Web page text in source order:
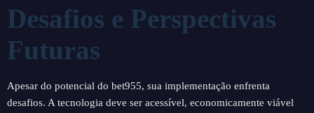
Desafios e Perspectivas
Futuras
Apesar do potencial do bet955, sua implementação enfrenta
desafios. A tecnologia deve ser acessível, economicamente viável